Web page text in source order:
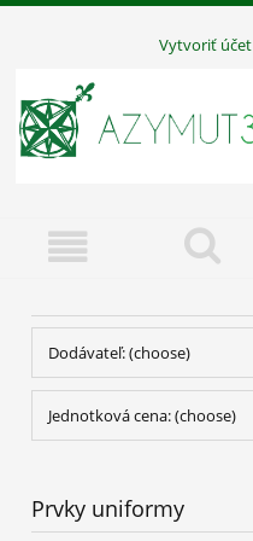
Vytvoriť účet
Dodávateľ: (choose)
Jednotková cena: (choose)
Prvky uniformy